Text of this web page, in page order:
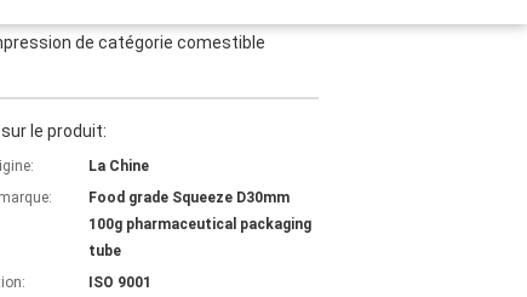
de catégorie comestible
le produit:
La Chine
Food grade Squeeze D30mm
100g pharmaceutical packaging
tube
ISO 9001